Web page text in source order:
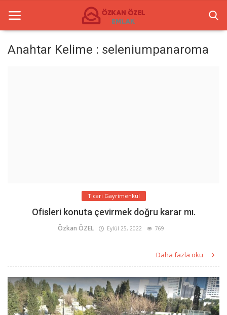
Anahtar Kelime : seleniumpanaroma
Ticari Gayrimenkul
Ofisleri konuta çevirmek doğru karar mı.
Özkan ÖZEL Eylül 25, 2022 769
Daha fazla oku